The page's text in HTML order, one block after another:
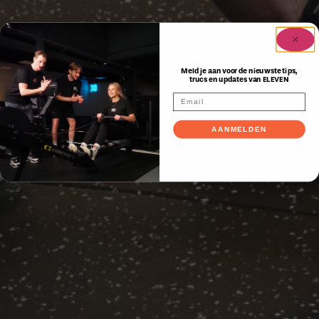
Meld je aan voor de nieuwste tips,
trucs en updates van ELEVEN
AANMELDEN